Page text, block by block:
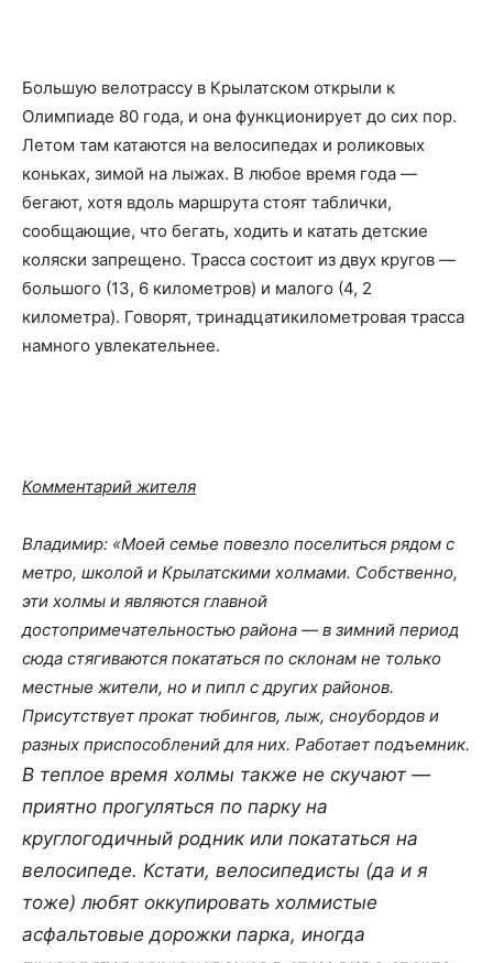
Большую велотрассу в Крылатском открыли к
Олимпиаде 80 года, и она функционирует до сих пор.
Летом там катаются на велосипедах и роликовых
коньках, зимой на лыжах. В любое время года —
бегают, хотя вдоль маршрута стоят таблички,
сообщающие, что бегать, ходить и катать детские
коляски запрещено. Трасса состоит из двух кругов —
большого (13, 6 километров) и малого (4, 2
километра). Говорят, тринадцатикилометровая трасса
намного увлекательнее.
Комментарий жителя
Владимир: «Моей семье повезло поселиться рядом с
метро, школой и Крылатскими холмами. Собственно,
эти холмы и являются главной
достопримечательностью района — в зимний период
сюда стягиваются покататься по склонам не только
местные жители, но и пипл с других районов.
Присутствует прокат тюбингов, лыж, сноубордов и
разных приспособлений для них. Работает подъемник.
В теплое время холмы также не скучают —
приятно прогуляться по парку на
круглогодичный родник или покататься на
велосипеде. Кстати, велосипедисты (да и я
тоже) любят оккупировать холмистые
асфальтовые дорожки парка, иногда